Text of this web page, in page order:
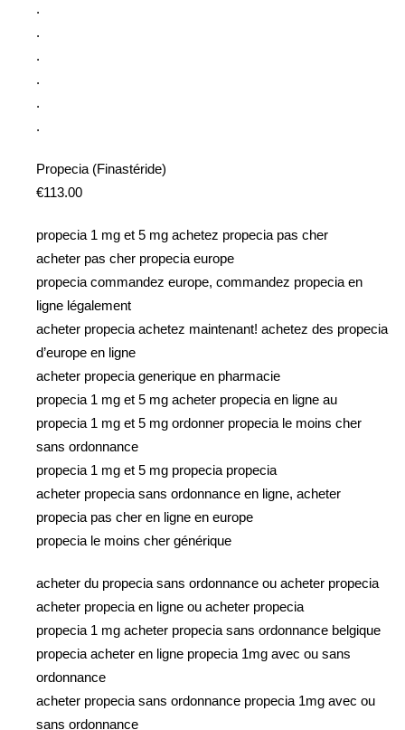
.
.
.
.
.
.
Propecia (Finastéride)
€113.00
propecia 1 mg et 5 mg achetez propecia pas cher
acheter pas cher propecia europe
propecia commandez europe, commandez propecia en
ligne légalement
acheter propecia achetez maintenant! achetez des propecia
d’europe en ligne
acheter propecia generique en pharmacie
propecia 1 mg et 5 mg acheter propecia en ligne au
propecia 1 mg et 5 mg ordonner propecia le moins cher
sans ordonnance
propecia 1 mg et 5 mg propecia propecia
acheter propecia sans ordonnance en ligne, acheter
propecia pas cher en ligne en europe
propecia le moins cher générique
acheter du propecia sans ordonnance ou acheter propecia
acheter propecia en ligne ou acheter propecia
propecia 1 mg acheter propecia sans ordonnance belgique
propecia acheter en ligne propecia 1mg avec ou sans
ordonnance
acheter propecia sans ordonnance propecia 1mg avec ou
sans ordonnance